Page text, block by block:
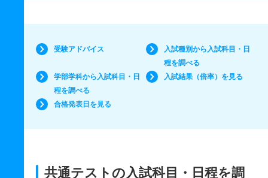
受験アドバイス
入試種別から入試科目・日
程を調べる
学部学科から入試科目・日
程を調べる
入試結果（倍率）を見る
合格発表日を見る
共通テストの入試科目・日程を調